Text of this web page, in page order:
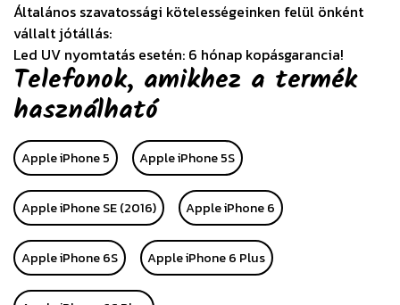
Általános szavatossági kötelességeinken felül önként
vállalt jótállás:
Led UV nyomtatás esetén: 6 hónap kopásgarancia!
Telefonok, amikhez a termék
használható
Apple iPhone 5 Apple iPhone 5S
Apple iPhone SE (2016) Apple iPhone 6
Apple iPhone 6S Apple iPhone 6 Plus